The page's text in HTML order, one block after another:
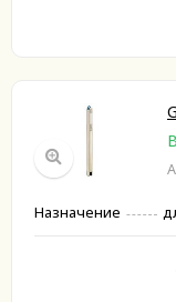
Назначение